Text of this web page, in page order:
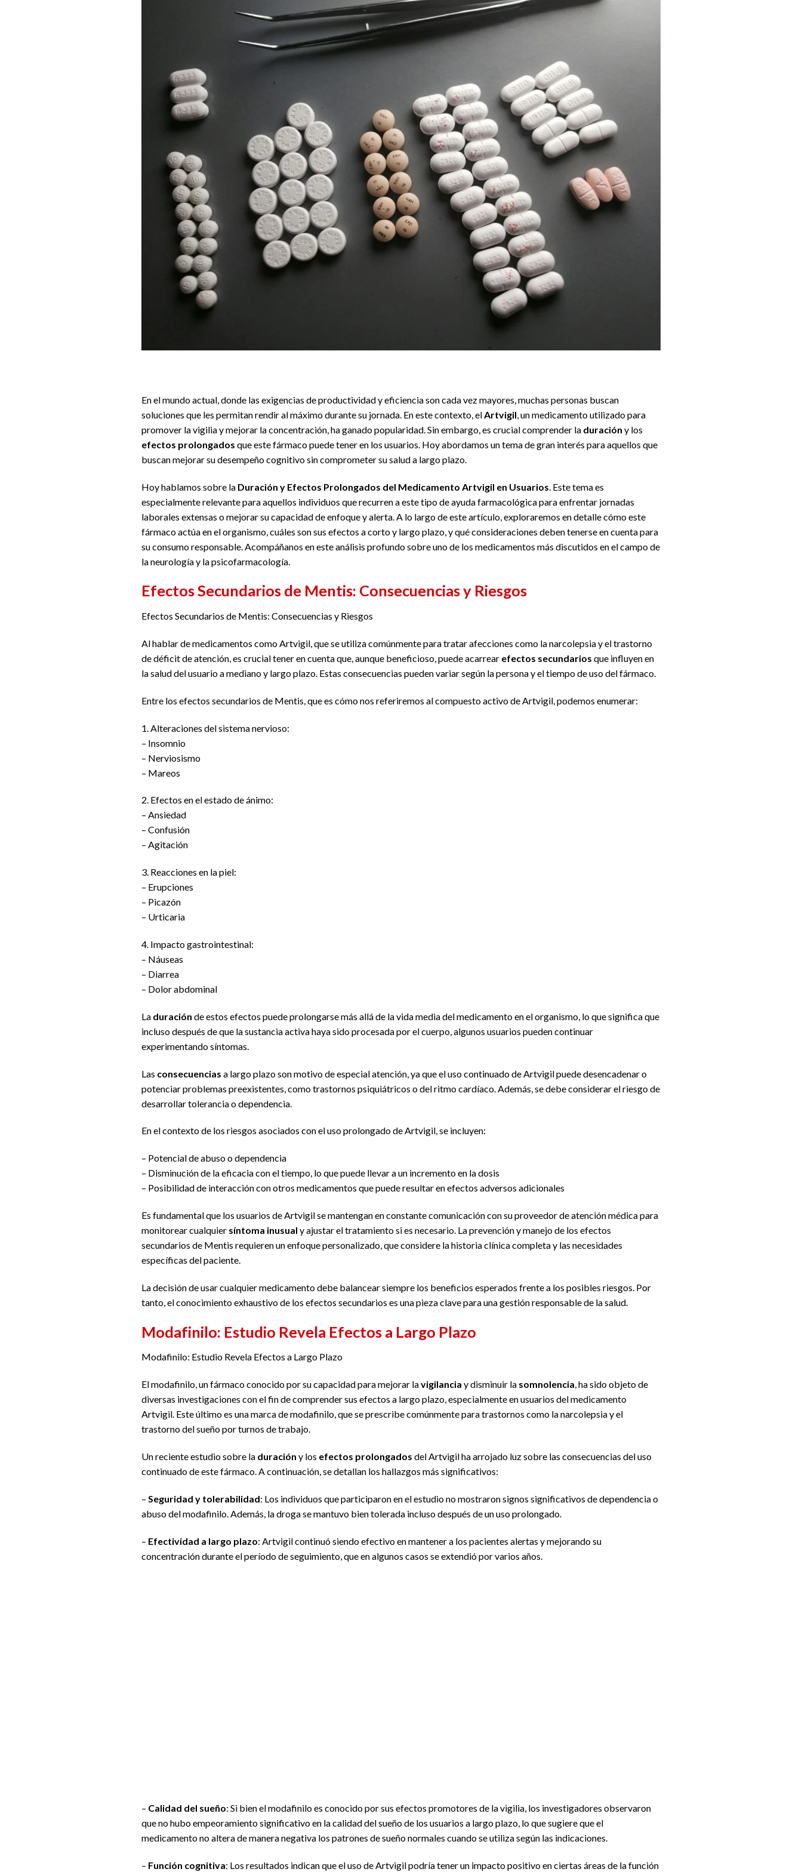
En el mundo actual, donde las exigencias de productividad y eficiencia son cada vez mayores, muchas personas buscan
soluciones que les permitan rendir al máximo durante su jornada. En este contexto, elArtvigil, un medicamento utilizado para
promover la vigilia y mejorar la concentración, ha ganado popularidad. Sin embargo, es crucial comprender la duración y los
efectos prolongados que este fármaco puede tener en los usuarios. Hoy abordamos un tema de gran interés para aquellos que
buscan mejorar su desempeño cognitivo sin comprometer su salud a largo plazo.
Hoy hablamos sobre la Duración y Efectos Prolongados del Medicamento Artvigil en Usuarios . Este tema es
especialmente relevante para aquellos individuos que recurren a este tipo de ayuda farmacológica para enfrentar jornadas
laborales extensas o mejorar su capacidad de enfoque y alerta. A lo largo de este artículo, exploraremos en detalle cómo este
fármaco actúa en el organismo, cuáles son sus efectos a corto y largo plazo, y qué consideraciones deben tenerse en cuenta para
su consumo responsable. Acompáñanos en este análisis profundo sobre uno de los medicamentos más discutidos en el campo de
la neurología y la psicofarmacología.
Efectos Secundarios de Mentis: Consecuencias y Riesgos
Efectos Secundarios de Mentis: Consecuencias y Riesgos
Al hablar de medicamentos como Artvigil, que se utiliza comúnmente para tratar afecciones como la narcolepsia y el trastorno
de déficit de atención, es crucial tener en cuenta que, aunque beneficioso, puede acarrear efectos secundarios que influyen en
la salud del usuario a mediano y largo plazo. Estas consecuencias pueden variar según la persona y el tiempo de uso del fármaco.
Entre los efectos secundarios de Mentis, que es cómo nos referiremos al compuesto activo de Artvigil, podemos enumerar:
1. Alteraciones del sistema nervioso:
– Insomnio
– Nerviosismo
– Mareos
2. Efectos en el estado de ánimo:
– Ansiedad
– Confusión
– Agitación
3. Reacciones en la piel:
– Erupciones
– Picazón
– Urticaria
4. Impacto gastrointestinal:
– Náuseas
– Diarrea
– Dolor abdominal
La duración de estos efectos puede prolongarse más allá de la vida media del medicamento en el organismo, lo que significa que
incluso después de que la sustancia activa haya sido procesada por el cuerpo, algunos usuarios pueden continuar
experimentando síntomas.
Las consecuencias a largo plazo son motivo de especial atención, ya que el uso continuado de Artvigil puede desencadenar o
potenciar problemas preexistentes, como trastornos psiquiátricos o del ritmo cardíaco. Además, se debe considerar el riesgo de
desarrollar tolerancia o dependencia.
En el contexto de los riesgos asociados con el uso prolongado de Artvigil, se incluyen:
– Potencial de abuso o dependencia
– Disminución de la eficacia con el tiempo, lo que puede llevar a un incremento en la dosis
– Posibilidad de interacción con otros medicamentos que puede resultar en efectos adversos adicionales
Es fundamental que los usuarios de Artvigil se mantengan en constante comunicación con su proveedor de atención médica para
monitorear cualquier síntoma inusual y ajustar el tratamiento si es necesario. La prevención y manejo de los efectos
secundarios de Mentis requieren un enfoque personalizado, que considere la historia clínica completa y las necesidades
específicas del paciente.
La decisión de usar cualquier medicamento debe balancear siempre los beneficios esperados frente a los posibles riesgos. Por
tanto, el conocimiento exhaustivo de los efectos secundarios es una pieza clave para una gestión responsable de la salud.
Modafinilo: Estudio Revela Efectos a Largo Plazo
Modafinilo: Estudio Revela Efectos a Largo Plazo
El modafinilo, un fármaco conocido por su capacidad para mejorar lavigilancia y disminuir la somnolencia, ha sido objeto de
diversas investigaciones con el fin de comprender sus efectos a largo plazo, especialmente en usuarios del medicamento
Artvigil. Este último es una marca de modafinilo, que se prescribe comúnmente para trastornos como la narcolepsia y el
trastorno del sueño por turnos de trabajo.
Un reciente estudio sobre la duración y los efectos prolongados del Artvigil ha arrojado luz sobre las consecuencias del uso
continuado de este fármaco. A continuación, se detallan los hallazgos más significativos:
– Seguridad y tolerabilidad: Los individuos que participaron en el estudio no mostraron signos significativos de dependencia o
abuso del modafinilo. Además, la droga se mantuvo bien tolerada incluso después de un uso prolongado.
– Efectividad a largo plazo: Artvigil continuó siendo efectivo en mantener a los pacientes alertas y mejorando su
concentración durante el período de seguimiento, que en algunos casos se extendió por varios años.
– Calidad del sueño: Si bien el modafinilo es conocido por sus efectos promotores de la vigilia, los investigadores observaron
que no hubo empeoramiento significativo en la calidad del sueño de los usuarios a largo plazo, lo que sugiere que el
medicamento no altera de manera negativa los patrones de sueño normales cuando se utiliza según las indicaciones.
– Función cognitiva: Los resultados indican que el uso de Artvigil podría tener un impacto positivo en ciertas áreas de la función